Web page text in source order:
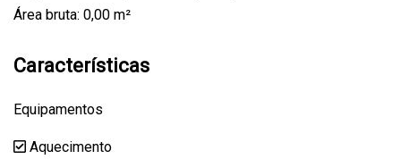
Área bruta: 0,00 m²
Características
Equipamentos
Aquecimento